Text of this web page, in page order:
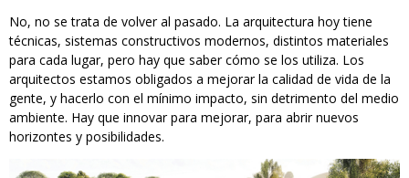
No, no se trata de volver al pasado. La arquitectura hoy tiene
técnicas, sistemas constructivos modernos, distintos materiales
para cada lugar, pero hay que saber cómo se los utiliza. Los
arquitectos estamos obligados a mejorar la calidad de vida de la
gente, y hacerlo con el mínimo impacto, sin detrimento del medio
ambiente. Hay que innovar para mejorar, para abrir nuevos
horizontes y posibilidades.